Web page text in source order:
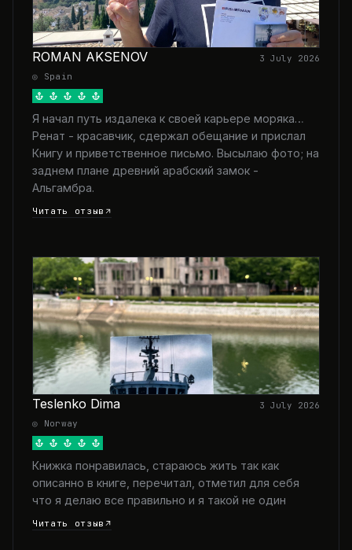
ROMAN AKSENOV
3 July 2026
◎ Spain
Я начал путь издалека к своей карьере моряка…
Ренат - красавчик, сдержал обещание и прислал
Книгу и приветственное письмо. Высылаю фото; на
заднем плане древний арабский замок -
Альгамбра.
Читать отзыв
Teslenko Dima
3 July 2026
◎ Norway
Книжка понравилась, стараюсь жить так как
описанно в книге, перечитал, отметил для себя
что я делаю все правильно и я такой не один
Читать отзыв